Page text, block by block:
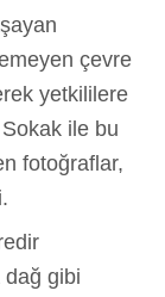
çevre
yetkililere
ile bu
fotoğraflar,
gibi